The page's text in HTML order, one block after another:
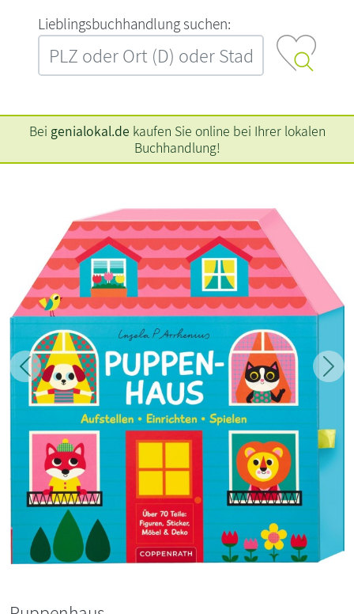
L‍i‍e‍b‍l‍i‍n‍g‍s‍b‍u‍c‍h‍h‍a‍n‍d‍l‍u‍n‍g‍ ‍s‍u‍c‍h‍e‍n‍:‍
Bei genialokal.de kaufen Sie online bei Ihrer lokalen
Buchhandlung!
Zurück